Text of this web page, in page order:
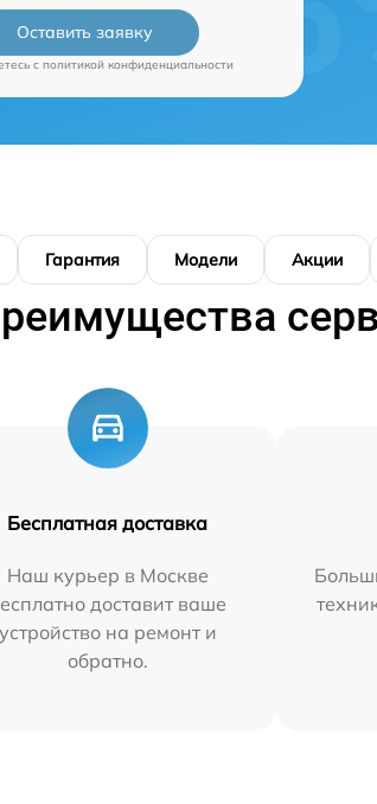
Оставить заявку
c политикой конфиденциальности
Гарантия Модели Акции
Бесплатная доставка
Наш курьер в Москве
доставит ваше
устройство на ремонт и
обратно.